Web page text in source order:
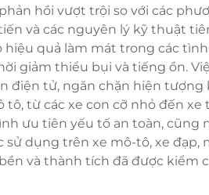
hồi vượt trội so với các
và các nguyên lý kỹ thuật
hiệu quả làm mát trong các
giảm thiểu bụi và tiếng ồn.
điện tử, ngăn chặn hiện
tô, từ các xe con cỡ nhỏ đến
ưu tiên yếu tố an toàn, cũng
sử dụng trên xe mô-tô, xe đạp,
bền và thành tích đã được kiểm